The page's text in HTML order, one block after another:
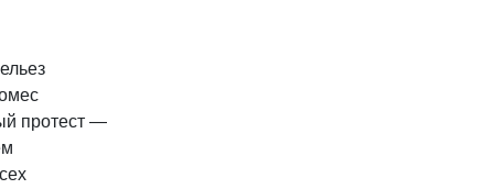
протест —